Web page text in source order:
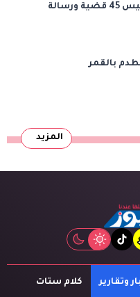
سعيد يكشف كواليس 45 قضية ورسالة
المزيد
tiktok
وتقارير كلام ستات